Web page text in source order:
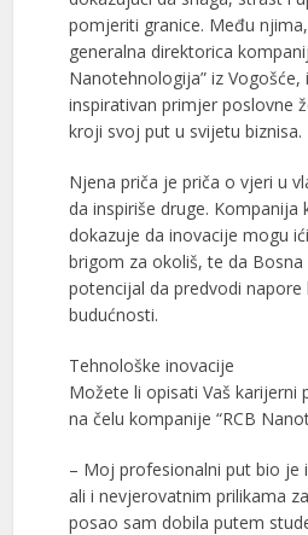
pomjeriti granice. Među
generalna direktorica
Nanotehnologija” iz Vogošće,
inspirativan primjer poslovne
kroji svoj put u svijetu biznisa.
Njena priča je priča o vjeri u
da inspiriše druge. Kompanija
dokazuje da inovacije mogu
brigom za okoliš, te da Bosna
potencijal da predvodi napore
budućnosti.
Tehnološke inovacije
Možete li opisati Vaš karijerni
na čelu kompanije “RCB
– Moj profesionalni put bio je
ali i nevjerovatnim prilikama
posao sam dobila putem